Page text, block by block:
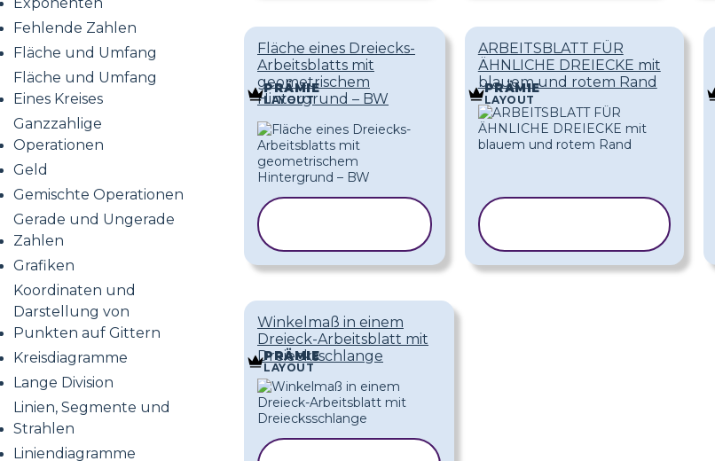
Fehlende Zahlen
Fläche und Umfang
Fläche und Umfang
Eines Kreises
Ganzzahlige
Operationen
Geld
Gemischte Operationen
Gerade und Ungerade
Zahlen
Grafiken
Koordinaten und
Darstellung von
Punkten auf Gittern
Kreisdiagramme
Lange Division
Linien, Segmente und
Strahlen
Liniendiagramme
Fläche eines Dreiecks-
Arbeitsblatts mit
geometrischem
Hintergrund – BW
PRÄMIE
LAYOUT
ARBEITSBLATT FÜR
ÄHNLICHE DREIECKE mit
blauem und rotem Rand
PRÄMIE
LAYOUT
Winkelmaß in einem
Dreieck-Arbeitsblatt mit
Dreiecksschlange
PRÄMIE
LAYOUT